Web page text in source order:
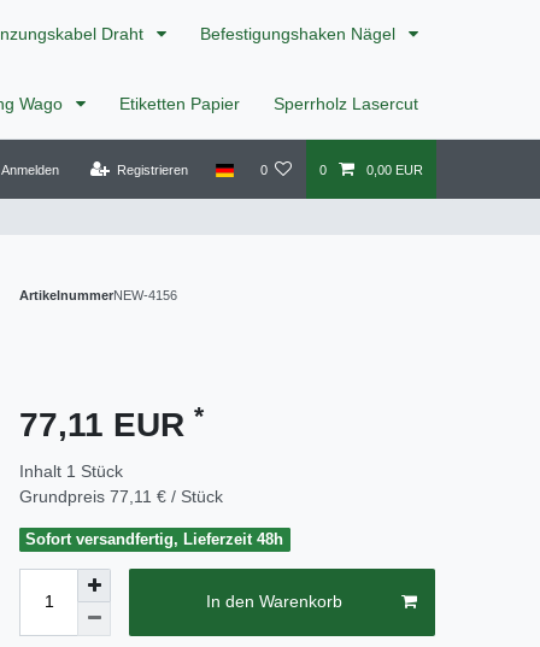
Draht Befestigungshaken Nägel
Wago Etiketten Papier Sperrholz Lasercut
Anmelden Registrieren 0 0 0,00 EUR
ArtikelnummerNEW-4156
77,11 EUR *
Inhalt 1 Stück
Grundpreis 77,11 € / Stück
Sofort versandfertig, Lieferzeit 48h
In den Warenkorb